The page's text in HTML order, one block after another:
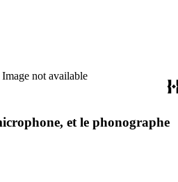
Image not available
et le phonographe